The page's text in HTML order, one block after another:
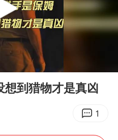
2026年7月份居民消费价格同比上涨0.5%
会见泽连斯基有何意图
版北约”出现
部迎大暴雨
想到猎物才是真凶
1